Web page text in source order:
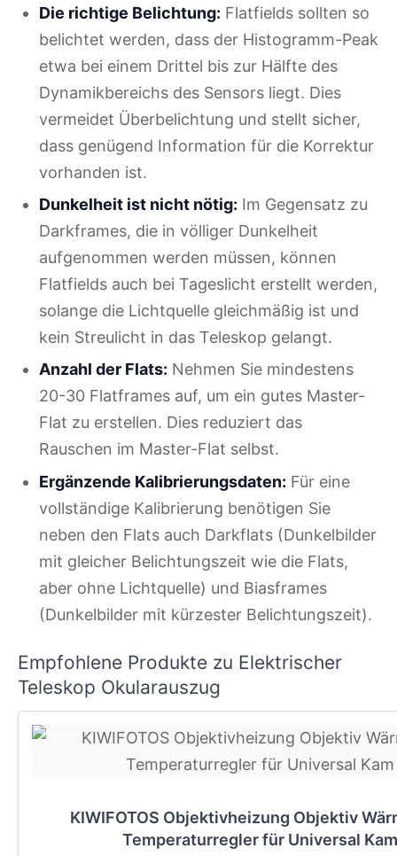
Die richtige Belichtung: Flatfields sollten so
belichtet werden, dass der Histogramm-Peak
etwa bei einem Drittel bis zur Hälfte des
Dynamikbereichs des Sensors liegt. Dies
vermeidet Überbelichtung und stellt sicher,
dass genügend Information für die Korrektur
vorhanden ist.
Dunkelheit ist nicht nötig: Im Gegensatz zu
Darkframes, die in völliger Dunkelheit
aufgenommen werden müssen, können
Flatfields auch bei Tageslicht erstellt werden,
solange die Lichtquelle gleichmäßig ist und
kein Streulicht in das Teleskop gelangt.
Anzahl der Flats: Nehmen Sie mindestens
20-30 Flatframes auf, um ein gutes Master-
Flat zu erstellen. Dies reduziert das
Rauschen im Master-Flat selbst.
Ergänzende Kalibrierungsdaten: Für eine
vollständige Kalibrierung benötigen Sie
neben den Flats auch Darkflats (Dunkelbilder
mit gleicher Belichtungszeit wie die Flats,
aber ohne Lichtquelle) und Biasframes
(Dunkelbilder mit kürzester Belichtungszeit).
Empfohlene Produkte zu Elektrischer
Teleskop Okularauszug
KIWIFOTOS Objektivheizung Objektiv
Temperaturregler für Universal Kam